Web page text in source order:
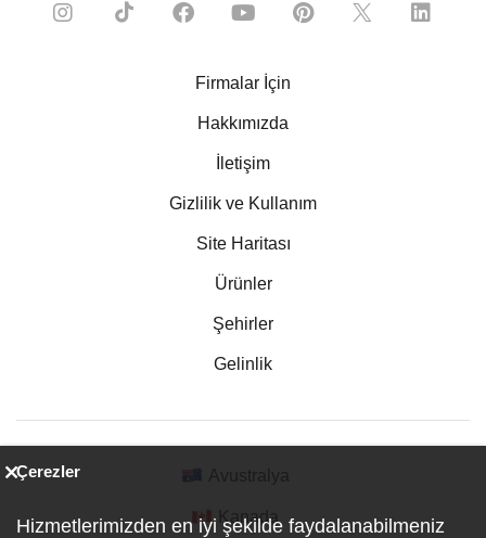
Firmalar İçin
Hakkımızda
İletişim
Gizlilik ve Kullanım
Site Haritası
Ürünler
Şehirler
Gelinlik
Kanada
Çerezler
Hizmetlerimizden en iyi şekilde faydalanabilmeniz